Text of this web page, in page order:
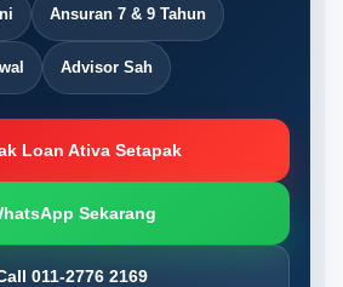
Ansuran 7 & 9 Tahun
Advisor Sah
Loan Ativa Setapak
Sekarang
011-2776 2169